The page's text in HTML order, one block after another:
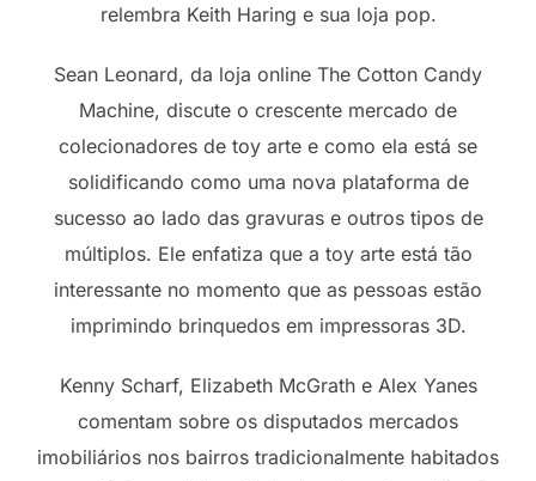
relembra Keith Haring e sua loja pop.
Sean Leonard, da loja online The Cotton Candy
Machine, discute o crescente mercado de
colecionadores de toy arte e como ela está se
solidificando como uma nova plataforma de
sucesso ao lado das gravuras e outros tipos de
múltiplos. Ele enfatiza que a toy arte está tão
interessante no momento que as pessoas estão
imprimindo brinquedos em impressoras 3D.
Kenny Scharf, Elizabeth McGrath e Alex Yanes
comentam sobre os disputados mercados
imobiliários nos bairros tradicionalmente habitados